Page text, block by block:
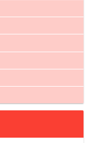
20週間
1,855,000
24週間
2,224,000
20週間
1,790,000
24週間
2,146,000
20週間
1,700,000
24週間
2,038,000
20週間
1,635,000
24週間
1,960,000
20週間
1,615,000
24週間
1,936,000
20週間
1,520,000
16週間
1,174,000
24週間
1,756,000